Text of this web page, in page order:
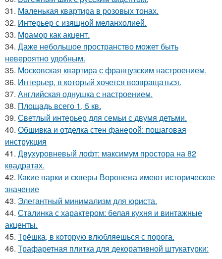
31. Маленькая квартира в розовых тонах.
32. Интерьер с изящной меланхолией.
33. Мрамор как акцент.
34. Даже небольшое пространство может быть
невероятно удобным.
35. Московская квартира с французским настроением.
36. Интерьер, в который хочется возвращаться.
37. Английская однушка с настроением.
38. Площадь всего 1, 5 кв.
39. Светлый интерьер для семьи с двумя детьми.
40. Обшивка и отделка стен фанерой: пошаговая
инструкция
41. Двухуровневый лофт: максимум простора на 82
квадратах.
42. Какие парки и скверы Воронежа имеют историческое
значение
43. Элегантный минимализм для юриста.
44. Сталинка с характером: белая кухня и винтажные
акценты.
45. Трёшка, в которую влюбляешься с порога.
46. Трафаретная плитка для декоративной штукатурки: